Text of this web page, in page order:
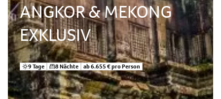
ANGKOR & MEKONG
EXKLUSIV
9 Tage 8 Nächte ab 6.655 € pro Person